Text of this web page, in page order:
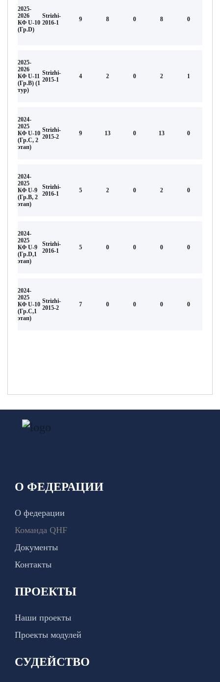
2025-
2026
КФ U-10
(Гр.D)
Strizhi-
2016-1
9 8 0 8 0
2025-
2026
КФ U-11
(Гр.В) (1
тур)
Strizhi-
2015-1
4 2 0 2 1
2024-
2025
КФ U-10
(Гр.С, 2
этап)
Strizhi-
2015-2
9 13 0 13 0
2024-
2025
КФ U-9
(Гр.B, 2
этап)
Strizhi-
2016-1
5 2 0 2 0
2024-
2025
КФ U-9
(Гр.D,1
этап)
Strizhi-
2016-1
5 0 0 0 0
2024-
2025
КФ U-10
(Гр.С,1
этап)
Strizhi-
2015-2
7 0 0 0 0
О ФЕДЕРАЦИИ
О федерации
Команда QHF
Документы
Контакты
ПРОЕКТЫ
Наши проекты
Проекты модулей
СУДЕЙСТВО